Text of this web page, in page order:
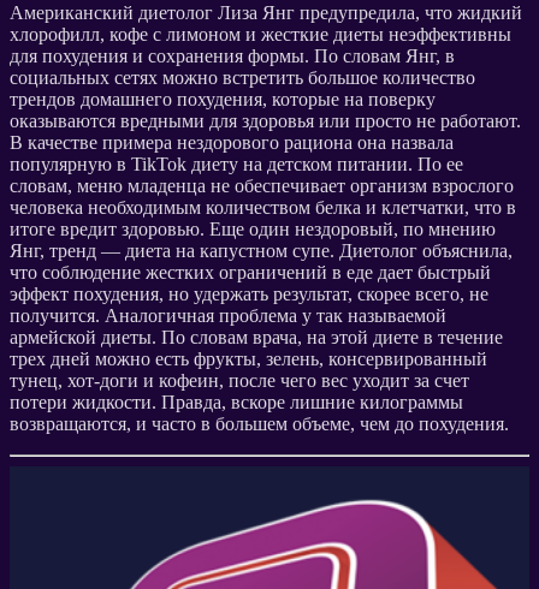
Американский диетолог Лиза Янг предупредила, что жидкий
хлорофилл, кофе с лимоном и жесткие диеты неэффективны
для похудения и сохранения формы. По словам Янг, в
социальных сетях можно встретить большое количество
трендов домашнего похудения, которые на поверку
оказываются вредными для здоровья или просто не работают.
В качестве примера нездорового рациона она назвала
популярную в TikTok диету на детском питании. По ее
словам, меню младенца не обеспечивает организм взрослого
человека необходимым количеством белка и клетчатки, что в
итоге вредит здоровью. Еще один нездоровый, по мнению
Янг, тренд — диета на капустном супе. Диетолог объяснила,
что соблюдение жестких ограничений в еде дает быстрый
эффект похудения, но удержать результат, скорее всего, не
получится. Аналогичная проблема у так называемой
армейской диеты. По словам врача, на этой диете в течение
трех дней можно есть фрукты, зелень, консервированный
тунец, хот-доги и кофеин, после чего вес уходит за счет
потери жидкости. Правда, вскоре лишние килограммы
возвращаются, и часто в большем объеме, чем до похудения.